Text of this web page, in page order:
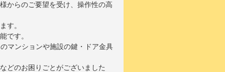
からのご要望を受け、操作性の高
す。
です。
マンションや施設の鍵・ドア金具
どのお困りごとがございました